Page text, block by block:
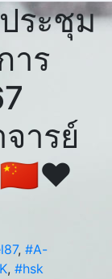
ระชุม
าร
ารย์
, #A-
, #hsk